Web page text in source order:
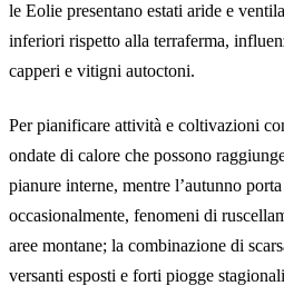
le Eolie presentano estati aride e
inferiori rispetto alla terraferma,
capperi e vitigni autoctoni.
Per pianificare attività e coltivazioni
ondate di calore che possono
pianure interne, mentre l’autunno
occasionalmente, fenomeni di
aree montane; la combinazione di
versanti esposti e forti piogge